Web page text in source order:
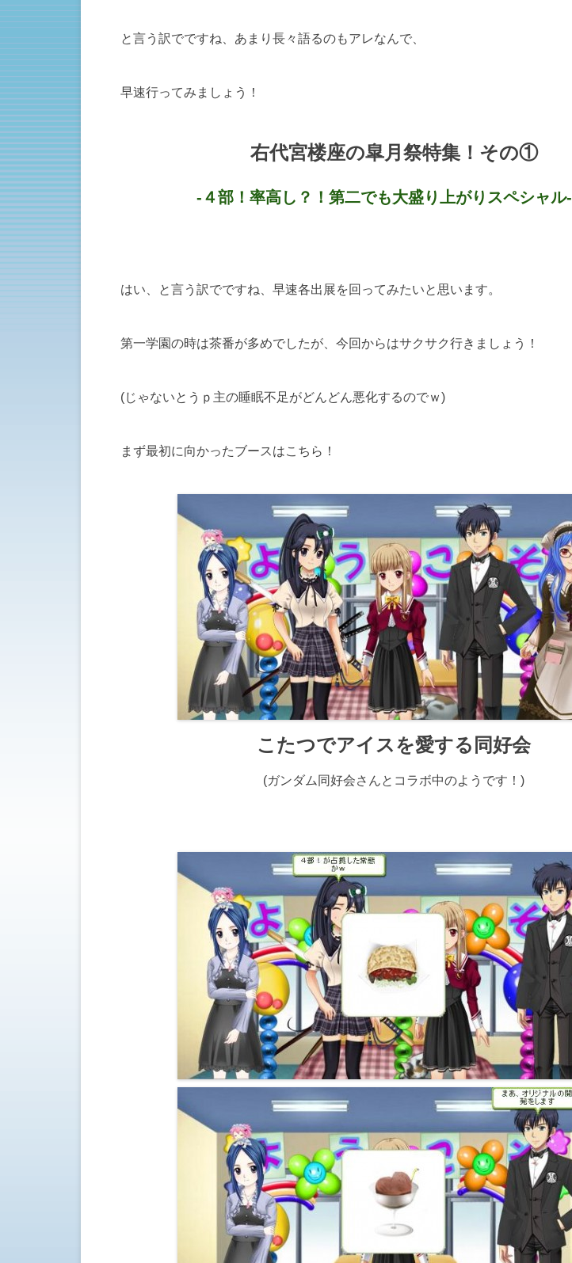
と言う訳でですね、あまり長々語るのもアレなんで、
早速行ってみましょう！
右代宮楼座の皐月祭特集！その①
-４部！率高し？！第二でも大盛り上がりスペシャル-
はい、と言う訳でですね、早速各出展を回ってみたいと思います。
第一学園の時は茶番が多めでしたが、今回からはサクサク行きましょう！
(じゃないとうｐ主の睡眠不足がどんどん悪化するのでｗ)
まず最初に向かったブースはこちら！
こたつでアイスを愛する同好会
(ガンダム同好会さんとコラボ中のようです！)